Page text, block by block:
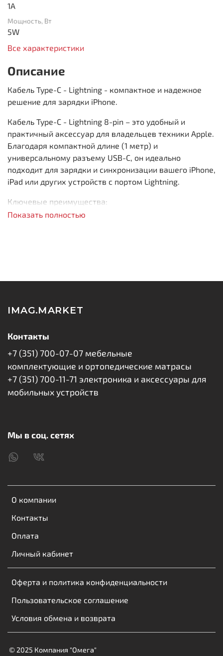
1A
Мощность, Вт
5W
Все характеристики
Описание
Кабель Type-C - Lightning - компактное и надежное
решение для зарядки iPhone.
Кабель Type-C - Lightning 8-pin – это удобный и
практичный аксессуар для владельцев техники Apple.
Благодаря компактной длине (1 метр) и
универсальному разъему USB-C, он идеально
подходит для зарядки и синхронизации вашего iPhone,
iPad или других устройств с портом Lightning.
Ключевые преимущества:
Универсальная совместимость
мощностью5W (1A);
износостойкой оплеткой обеспечивает долгий
идеальным для использования дома, в офисе или
в дороге;
Стильный дизайн– классический белый цвет
гармонирует с техникой Apple.
Технические характеристики:
Максимальная сила тока: 1A;
Максимальная мощность: 5W;
Цвет: белый.
Показать полностью
IMAG.MARKET
О компании
Контакты
Оплата
Личный кабинет
Оферта и политика конфиденциальности
Пользовательское соглашение
Условия обмена и возврата
Контакты
+7 (351) 700-07-07 мебельные
комплектующие и ортопедические матрасы
+7 (351) 700-11-71 электроника и аксессуары для
мобильных устройств
Мы в соц. сетях
© 2025 Компания "Омега"